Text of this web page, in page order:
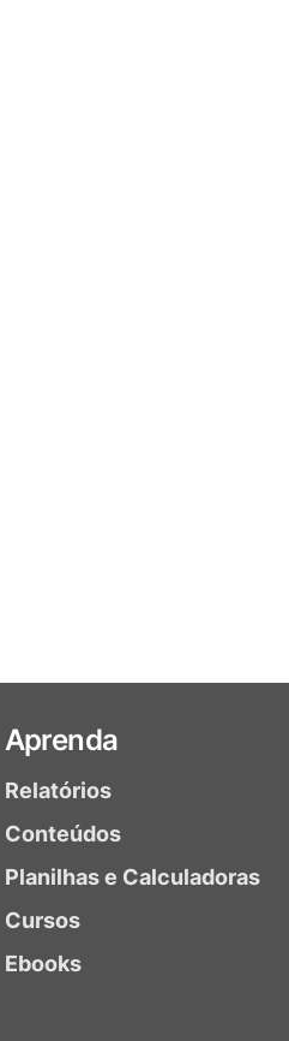
Aprenda
Relatórios
Conteúdos
Planilhas e Calculadoras
Cursos
Ebooks